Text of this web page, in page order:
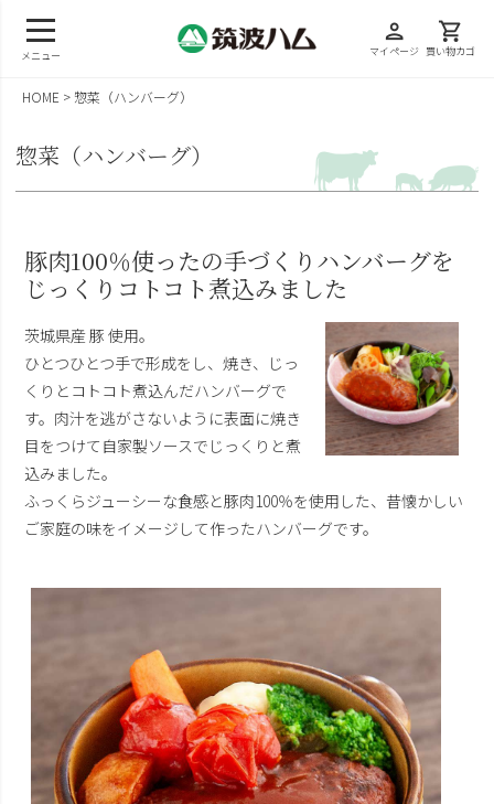
メニュー
person
マイページ
shopping_cart
買い物カゴ
HOME 惣菜（ハンバーグ）
惣菜（ハンバーグ）
豚肉100％使ったの手づくりハンバーグを
じっくりコトコト煮込みました
茨城県産 豚 使用。
ひとつひとつ手で形成をし、焼き、じっ
くりとコトコト煮込んだハンバーグで
す。肉汁を逃がさないように表面に焼き
目をつけて自家製ソースでじっくりと煮
込みました。
ふっくらジューシーな食感と豚肉100％を使用した、昔懐かしい
ご家庭の味をイメージして作ったハンバーグです。